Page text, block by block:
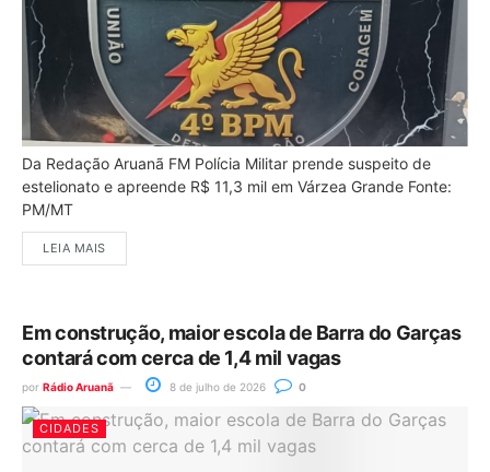
Da Redação Aruanã FM Polícia Militar prende suspeito de
estelionato e apreende R$ 11,3 mil em Várzea Grande Fonte:
PM/MT
LEIA MAIS
Em construção, maior escola de Barra do Garças
contará com cerca de 1,4 mil vagas
por Rádio Aruanã 8 de julho de 2026 0
CIDADES